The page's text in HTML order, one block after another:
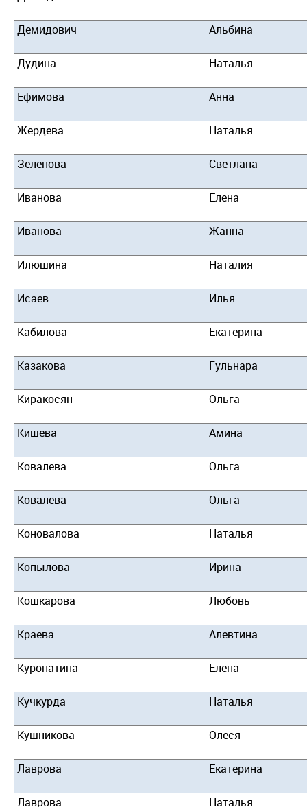
Демидович Альбина
Дудина Наталья
Ефимова Анна
Жердева Наталья
Зеленова Светлана
Иванова Елена
Иванова Жанна
Илюшина Наталия
Исаев Илья
Кабилова Екатерина
Казакова Гульнара
Киракосян Ольга
Кишева Амина
Ковалева Ольга
Ковалева Ольга
Коновалова Наталья
Копылова Ирина
Кошкарова Любовь
Краева Алевтина
Куропатина Елена
Кучкурда Наталья
Кушникова Олеся
Лаврова Екатерина
Лаврова Наталья